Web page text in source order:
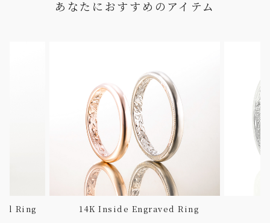
あなたにおすすめのアイテム
Ring 14K Inside Engraved Ring